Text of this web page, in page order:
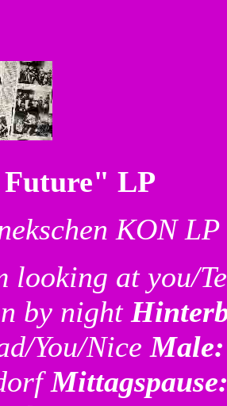
LP
KON LP
looking at you/
by night
You/Nice